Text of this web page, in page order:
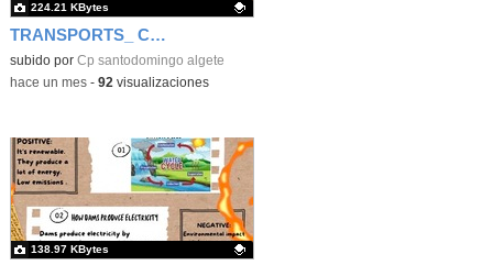
TRANSPORTS_ CARS
Contenido educativo.
subido por Cp santodomingo algete
224.21 KBytes
-hace un mes- 92 visualizaciones
138.97 KBytes